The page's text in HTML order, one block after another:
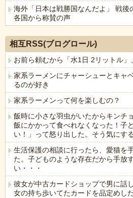
海外「日本は戦勝国なんだよ」 戦後
各国から称賛の声
相互RSS(ブログロール)
お前ら頼むから「水1日 2リットル
家系ラーメンにチャーシューとキャ
るのが好き
家系ラーメンって何を楽しむの？
飯時に小さな羽虫がいたからキンチ
飯にかかって食べれなくなった！子
い！」って怒り出した。そう気にす
生活保護の相談に行ったら、愛猫を
た。子どものような存在だから手放
い・・・
彼女が中古カードショップで男に話
女の持ち歩いてたカードを品定めし